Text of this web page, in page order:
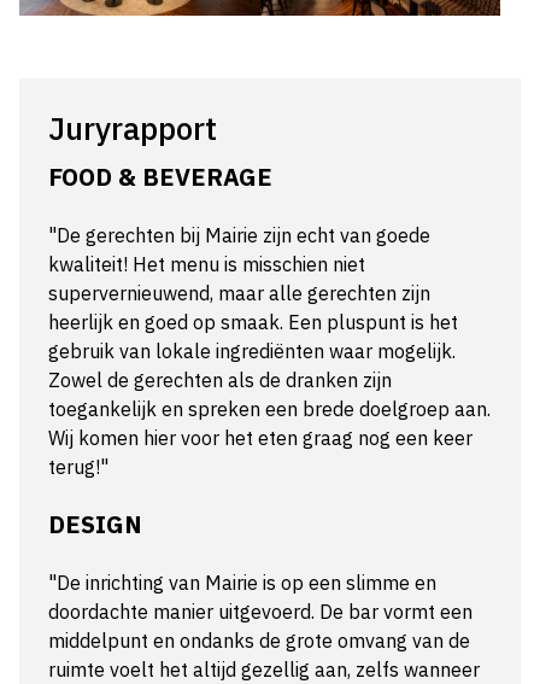
Juryrapport
FOOD & BEVERAGE
"De gerechten bij Mairie zijn echt van goede
kwaliteit! Het menu is misschien niet
supervernieuwend, maar alle gerechten zijn
heerlijk en goed op smaak. Een pluspunt is het
gebruik van lokale ingrediënten waar mogelijk.
Zowel de gerechten als de dranken zijn
toegankelijk en spreken een brede doelgroep aan.
Wij komen hier voor het eten graag nog een keer
terug!"
DESIGN
"De inrichting van Mairie is op een slimme en
doordachte manier uitgevoerd. De bar vormt een
middelpunt en ondanks de grote omvang van de
ruimte voelt het altijd gezellig aan, zelfs wanneer